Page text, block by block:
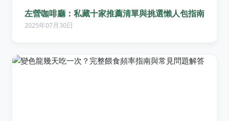
左營咖啡廳：私藏十家推薦清單與挑選懶人包指南
2025年07月30日